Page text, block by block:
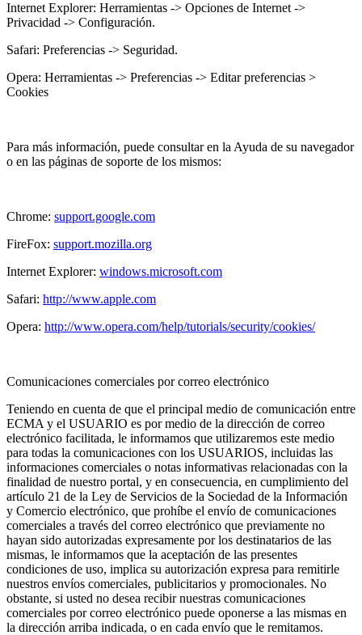
Internet Explorer: Herramientas -> Opciones de Internet ->
Privacidad -> Configuración.
Safari: Preferencias -> Seguridad.
Opera: Herramientas -> Preferencias -> Editar preferencias >
Cookies
Para más información, puede consultar en la Ayuda de su navegador
o en las páginas de soporte de los mismos:
Chrome: support.google.com
FireFox: support.mozilla.org
Internet Explorer: windows.microsoft.com
Safari: http://www.apple.com
Opera: http://www.opera.com/help/tutorials/security/cookies/
Comunicaciones comerciales por correo electrónico
Teniendo en cuenta de que el principal medio de comunicación entre
ECMA y el USUARIO es por medio de la dirección de correo
electrónico facilitada, le informamos que utilizaremos este medio
para todas la comunicaciones con los USUARIOS, incluidas las
informaciones comerciales o notas informativas relacionadas con la
finalidad de nuestro portal, y en consecuencia, en cumplimiento del
artículo 21 de la Ley de Servicios de la Sociedad de la Información
y Comercio electrónico, que prohíbe el envío de comunicaciones
comerciales a través del correo electrónico que previamente no
hayan sido autorizadas expresamente por los destinatarios de las
mismas, le informamos que la aceptación de las presentes
condiciones de uso, implica su autorización expresa para remitirle
nuestros envíos comerciales, publicitarios y promocionales. No
obstante, si usted no desea recibir nuestras comunicaciones
comerciales por correo electrónico puede oponerse a las mismas en
la dirección arriba indicada, o en cada envío que le remitamos.